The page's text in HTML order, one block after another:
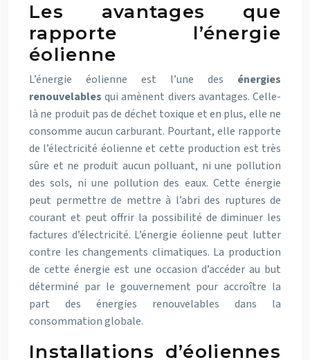
Les avantages que
rapporte l’énergie
éolienne
L’énergie éolienne est l’une des énergies
renouvelables qui amènent divers avantages. Celle-
là ne produit pas de déchet toxique et en plus, elle ne
consomme aucun carburant. Pourtant, elle rapporte
de l’électricité éolienne et cette production est très
sûre et ne produit aucun polluant, ni une pollution
des sols, ni une pollution des eaux. Cette énergie
peut permettre de mettre à l’abri des ruptures de
courant et peut offrir la possibilité de diminuer les
factures d’électricité. L’énergie éolienne peut lutter
contre les changements climatiques. La production
de cette énergie est une occasion d’accéder au but
déterminé par le gouvernement pour accroître la
part des énergies renouvelables dans la
consommation globale.
Installations d’éoliennes